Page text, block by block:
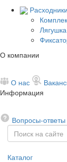
О компании
О нас
Информация
Вопросы-ответы
Каталог